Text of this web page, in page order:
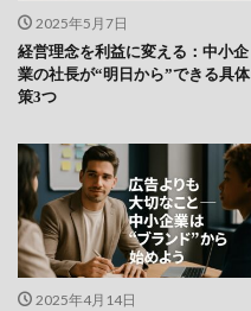
2025年5月7日
経営理念を利益に変える：中小企
業の社長が“明日から”できる具体
策3つ
2025年4月14日